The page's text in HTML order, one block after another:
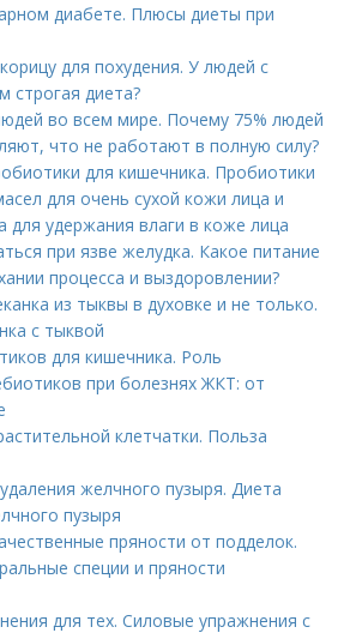
диабете. Плюсы диеты при
для похудения. У людей с
строгая диета?
во всем мире. Почему 75% людей
что не работают в полную силу?
для кишечника. Пробиотики
для очень сухой кожи лица и
для удержания влаги в коже лица
при язве желудка. Какое питание
процесса и выздоровлении?
из тыквы в духовке и не только.
с тыквой
для кишечника. Роль
при болезнях ЖКТ: от
клетчатки. Польза
желчного пузыря. Диета
пузыря
пряности от подделок.
специи и пряности
для тех. Силовые упражнения с